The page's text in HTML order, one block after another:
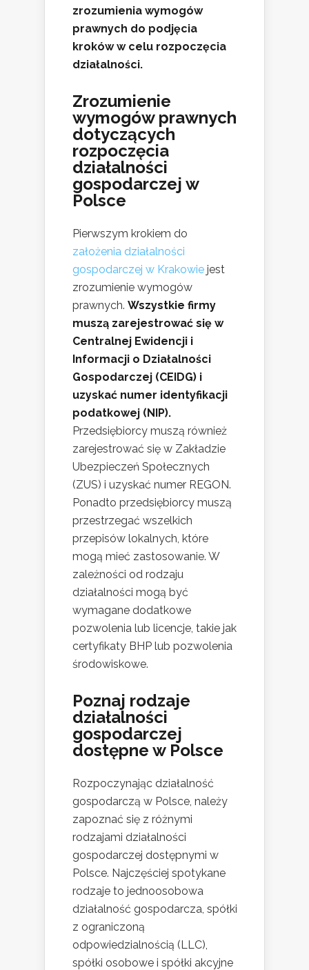
zrozumienia wymogów
prawnych do podjęcia
kroków w celu rozpoczęcia
działalności.
Zrozumienie
wymogów prawnych
dotyczących
rozpoczęcia
działalności
gospodarczej w
Polsce
Pierwszym krokiem do
założenia działalności
gospodarczej w Krakowie jest
zrozumienie wymogów
prawnych. Wszystkie firmy
muszą zarejestrować się w
Centralnej Ewidencji i
Informacji o Działalności
Gospodarczej (CEIDG) i
uzyskać numer identyfikacji
podatkowej (NIP).
Przedsiębiorcy muszą również
zarejestrować się w Zakładzie
Ubezpieczeń Społecznych
(ZUS) i uzyskać numer REGON.
Ponadto przedsiębiorcy muszą
przestrzegać wszelkich
przepisów lokalnych, które
mogą mieć zastosowanie. W
zależności od rodzaju
działalności mogą być
wymagane dodatkowe
pozwolenia lub licencje, takie jak
certyfikaty BHP lub pozwolenia
środowiskowe.
Poznaj rodzaje
działalności
gospodarczej
dostępne w Polsce
Rozpoczynając działalność
gospodarczą w Polsce, należy
zapoznać się z różnymi
rodzajami działalności
gospodarczej dostępnymi w
Polsce. Najczęściej spotykane
rodzaje to jednoosobowa
działalność gospodarcza, spółki
z ograniczoną
odpowiedzialnością (LLC),
spółki osobowe i spółki akcyjne